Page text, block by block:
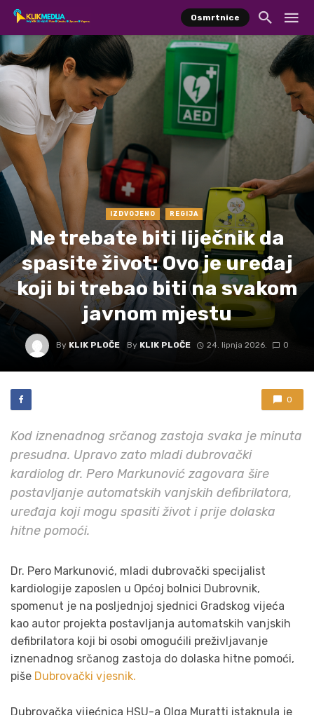
Osmrtnice
IZDVOJENO REGIJA
Ne trebate biti liječnik da
spasite život: Ovo je uređaj
koji bi trebao biti na svakom
javnom mjestu
By KLIK PLOČE By KLIK PLOČE 24. lipnja 2026. 0
0
Kod iznenadnog srčanog zastoja svaka je minuta
presudna. Upravo zato mladi dubrovački
kardiolog dr. Pero Markunović zagovara šire
postavljanje automatskih vanjskih defibrilatora,
uređaja koji mogu spasiti život i prije dolaska
hitne pomoći.
Dr. Pero Markunović, mladi dubrovački specijalist
kardiologije zaposlen u Općoj bolnici Dubrovnik,
spomenut je na posljednjoj sjednici Gradskog vijeća
kao autor projekta postavljanja automatskih vanjskih
defibrilatora koji bi osobi omogućili preživljavanje
iznenadnog srčanog zastoja do dolaska hitne pomoći,
piše Dubrovački vjesnik.
Dubrovačka vijećnica HSU-a Olga Muratti istaknula je